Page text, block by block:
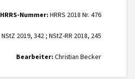
HRRS-Nummer: HRRS 2018 Nr. 476
NStZ 2019, 342 ; NStZ-RR 2018, 245
Bearbeiter: Christian Becker